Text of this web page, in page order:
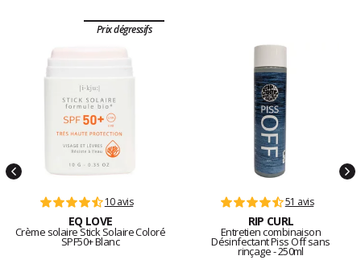
Prix dégressifs
10 avis
EQ LOVE
Crème solaire Stick Solaire Coloré
SPF50+ Blanc
51 avis
RIP CURL
Entretien combinaison
Désinfectant Piss Off sans
rinçage - 250ml